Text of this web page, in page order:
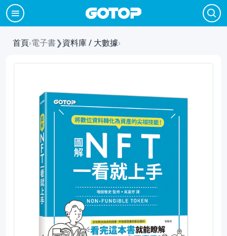
首頁›電子書❯資料庫 / 大數據›